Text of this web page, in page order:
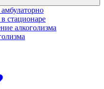
стационаре
алкоголизма